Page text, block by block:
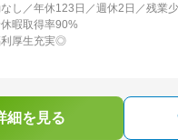
し／年休123日／週休2日／残業少
暇取得率90%
厚生充実◎
細を見る